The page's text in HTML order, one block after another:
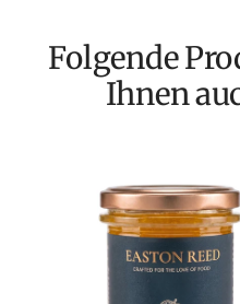
Folgende Produkte könnten
Ihnen